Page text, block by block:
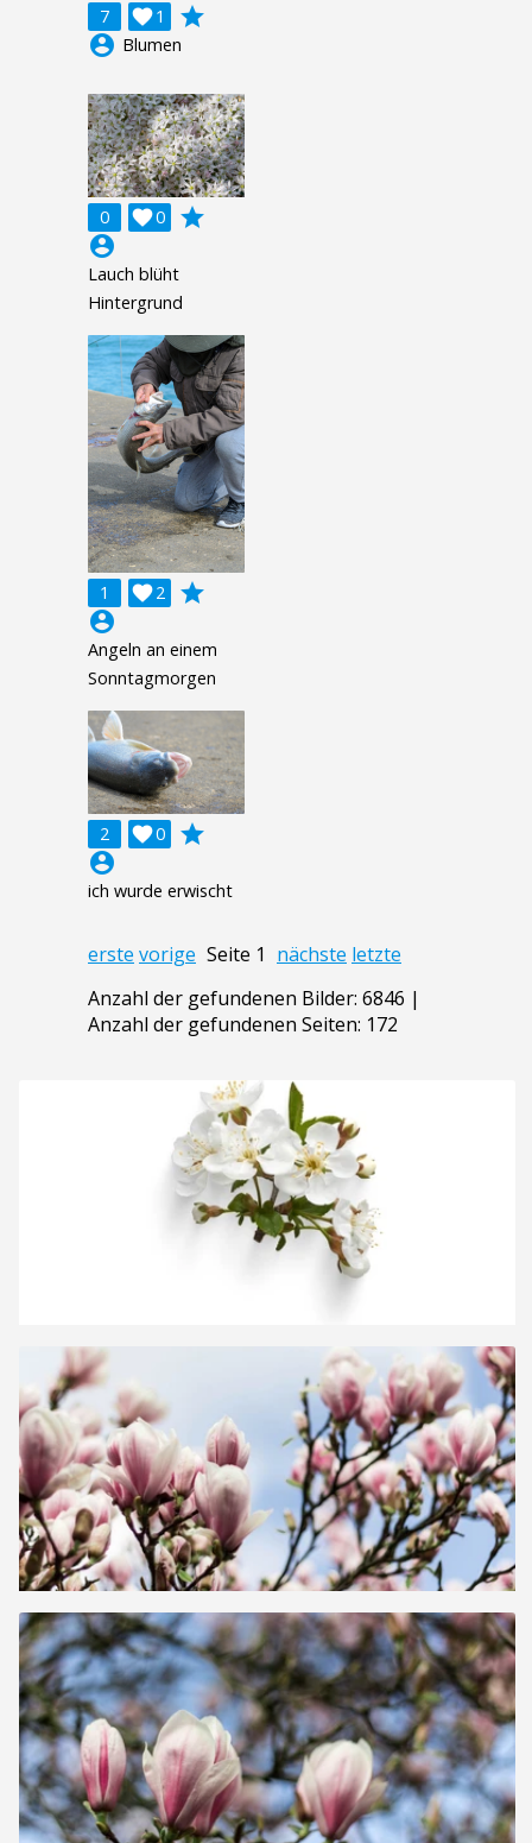
7 1

grade
account_circle Blumen
0 0

grade
account_circle
Lauch blüht
Hintergrund
1 2

grade
account_circle
Angeln an einem
Sonntagmorgen
2 0

grade
account_circle
ich wurde erwischt
erste vorige Seite 1 nächste letzte
Anzahl der gefundenen Bilder: 6846 |
Anzahl der gefundenen Seiten: 172